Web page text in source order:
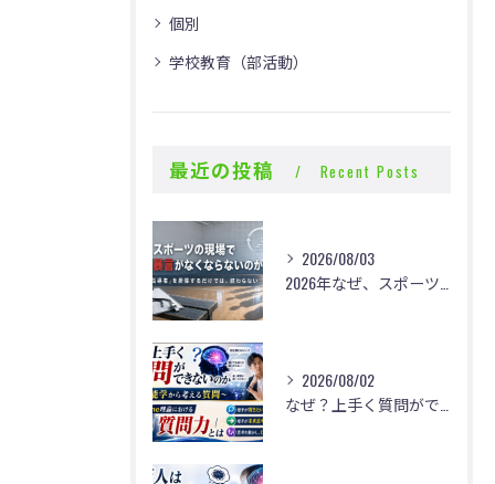
個別
学校教育（部活動）
最近の投稿 Recent Posts
2026/08/03
2026/08/02